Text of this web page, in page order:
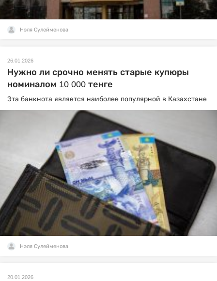
Нэля Сулейменова
26.01.2026
Нужно ли срочно менять старые купюры
номиналом 10 000 тенге
Эта банкнота является наиболее популярной в Казахстане.
Нэля Сулейменова
20.01.2026